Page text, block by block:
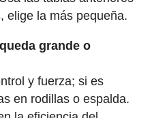
elige la más pequeña.
grande o
y fuerza; si es
en rodillas o espalda.